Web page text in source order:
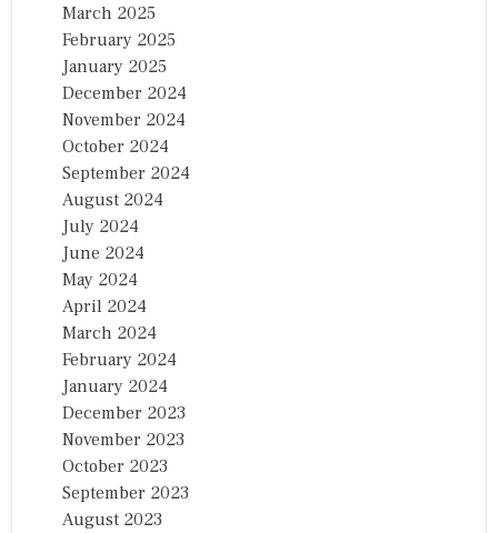
March 2025
February 2025
January 2025
December 2024
November 2024
October 2024
September 2024
August 2024
July 2024
June 2024
May 2024
April 2024
March 2024
February 2024
January 2024
December 2023
November 2023
October 2023
September 2023
August 2023